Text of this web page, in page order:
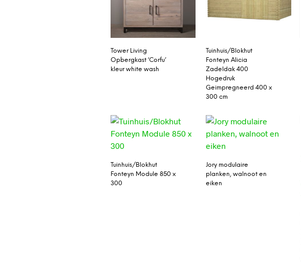
Tower Living
Opbergkast ‘Corfu’
kleur white wash
Tuinhuis/Blokhut
Fonteyn Alicia
Zadeldak 400
Hogedruk
Geimpregneerd 400 x
300 cm
Tuinhuis/Blokhut
Fonteyn Module 850 x
300
Jory modulaire
planken, walnoot en
eiken